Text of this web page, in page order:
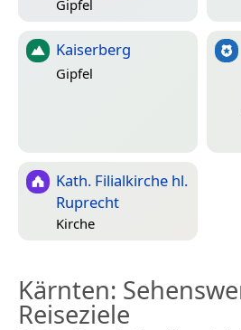
Gipfel
Kaiserberg
Gipfel
Kath. Filialkirche hl.
Ruprecht
Kirche
Kärnten:
Reiseziele